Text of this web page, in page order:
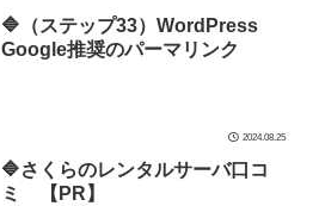
🔷（ステップ33）WordPress
Google推奨のパーマリンク
2024.08.25
🔷さくらのレンタルサーバ口コ
ミ 【PR】